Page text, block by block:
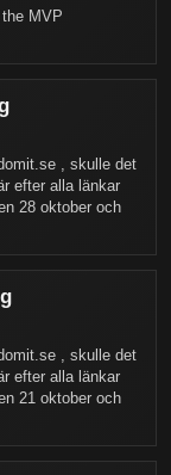
MVP
, skulle det
efter alla länkar
28 oktober och
, skulle det
efter alla länkar
21 oktober och